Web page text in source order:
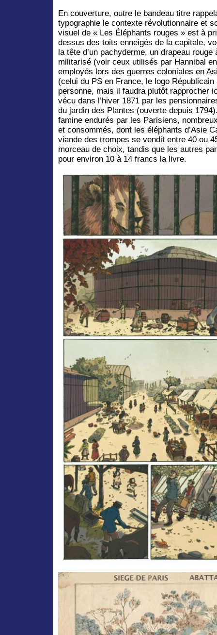
En couverture, outre le bandeau titre
typographie le contexte révolutionnaire et
visuel de « Les Éléphants rouges » est à
dessus des toits enneigés de la capitale,
la tête d’un pachyderme, un drapeau
militarisé (voir ceux utilisés par Hannibal
employés lors des guerres coloniales en
(celui du PS en France, le logo
personne, mais il faudra plutôt rapprocher
vécu dans l’hiver 1871 par les
du jardin des Plantes (ouverte depuis
famine endurés par les Parisiens,
et consommés, dont les éléphants d’Asie
viande des trompes se vendit entre 40 ou
morceau de choix, tandis que les autres
pour environ 10 à 14 francs la livre.